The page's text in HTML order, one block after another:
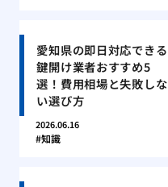
愛知県の即日対応できる
鍵開け業者おすすめ5
選！費用相場と失敗しな
い選び方
2026.06.16
知識